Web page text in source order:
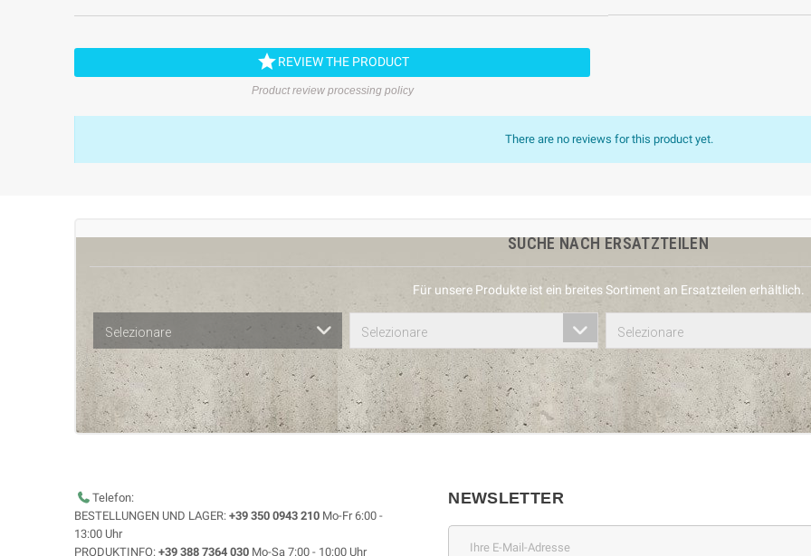
REVIEW THE PRODUCT
Product review processing policy
There are no reviews for this product yet.
SUCHE NACH ERSATZTEILEN
Für unsere Produkte ist ein breites Sortiment an Ersatzteilen erhältlich.
Selezionare Selezionare Selezionare
Telefon:
BESTELLUNGEN UND LAGER: +39 350 0943 210 Mo-Fr 6:00 -
13:00 Uhr
PRODUKTINFO: +39 388 7364 030 Mo-Sa 7:00 - 10:00 Uhr
NEWSLETTER